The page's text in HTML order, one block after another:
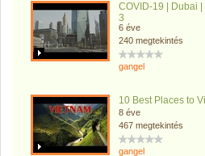
COVID-19 | Dubai
3
6 éve
240 megtekintés
gangel
10 Best Places to
8 éve
467 megtekintés
gangel